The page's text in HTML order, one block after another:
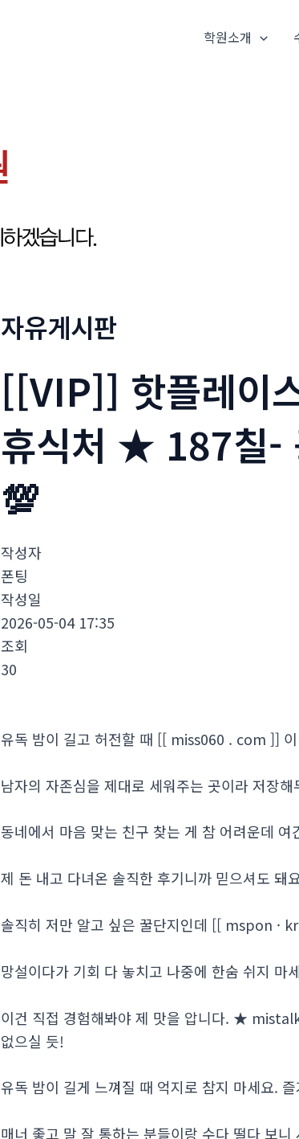
학원소개
자유게시판
[[VIP]] 핫플레이
휴식처 ★ 187칠-
💯
작성자
폰팅
작성일
2026-05-04 17:35
조회
30
유독 밤이 길고 허전할 때 [[ miss060 . com ]]
남자의 자존심을 제대로 세워주는 곳이라 저장
동네에서 마음 맞는 친구 찾는 게 참 어려운데
제 돈 내고 다녀온 솔직한 후기니까 믿으셔도 돼
솔직히 저만 알고 싶은 꿀단지인데 [[ mspon ·
망설이다가 기회 다 놓치고 나중에 한숨 쉬지 마
이건 직접 경험해봐야 제 맛을 압니다. ★
없으실 듯!
유독 밤이 길게 느껴질 때 억지로 참지 마세요.
매너 좋고 말 잘 통하는 분들이랑 수다 떨다 보